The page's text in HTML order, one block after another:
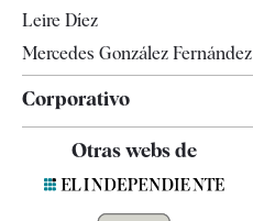
Leire Díez
Mercedes González Fernández
Corporativo
Contacto
Otras webs de